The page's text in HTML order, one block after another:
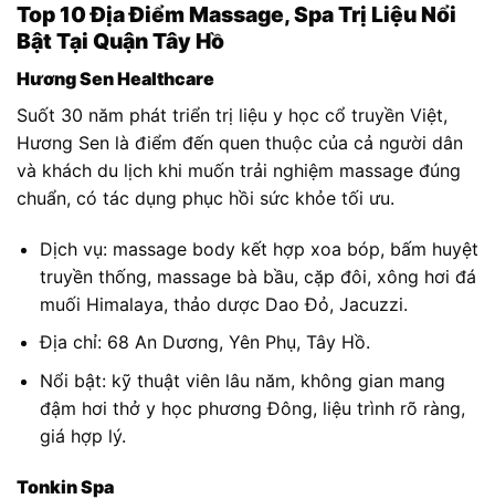
Top 10 Địa Điểm Massage, Spa Trị Liệu Nổi
Bật Tại Quận Tây Hồ
Hương Sen Healthcare
Suốt 30 năm phát triển trị liệu y học cổ truyền Việt,
Hương Sen là điểm đến quen thuộc của cả người dân
và khách du lịch khi muốn trải nghiệm massage đúng
chuẩn, có tác dụng phục hồi sức khỏe tối ưu.
Dịch vụ: massage body kết hợp xoa bóp, bấm huyệt
truyền thống, massage bà bầu, cặp đôi, xông hơi đá
muối Himalaya, thảo dược Dao Đỏ, Jacuzzi.
Địa chỉ: 68 An Dương, Yên Phụ, Tây Hồ.
Nổi bật: kỹ thuật viên lâu năm, không gian mang
đậm hơi thở y học phương Đông, liệu trình rõ ràng,
giá hợp lý.
Tonkin Spa